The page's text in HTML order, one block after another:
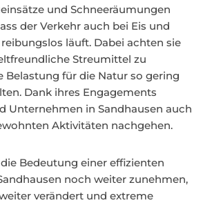
und Schneeräumungen
der Verkehr auch bei Eis und
läuft. Dabei achten sie
Streumittel zu
Belastung für die Natur so gering
Dank ihres Engagements
Unternehmen in Sandhausen auch
Aktivitäten nachgehen.
Bedeutung einer effizienten
noch weiter zunehmen,
verändert und extreme